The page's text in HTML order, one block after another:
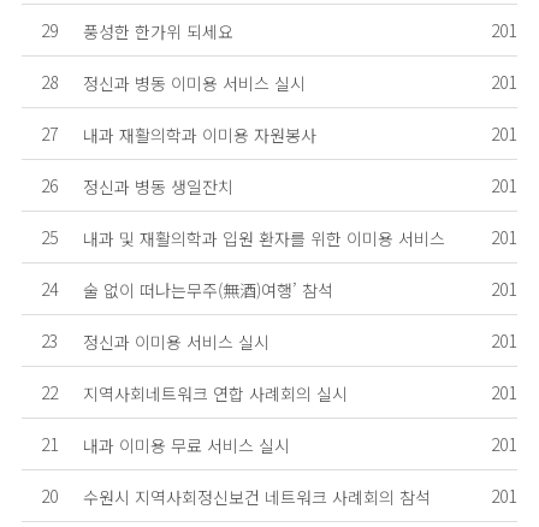
29 풍성한 한가위 되세요
28 정신과 병동 이미용 서비스 실시
27 내과 재활의학과 이미용 자원봉사
26 정신과 병동 생일잔치
25 내과 및 재활의학과 입원 환자를 위한 이미용 서비스
24 술 없이 떠나는무주(無酒)여행’ 참석
23 정신과 이미용 서비스 실시
22 지역사회네트워크 연합 사례회의 실시
21 내과 이미용 무료 서비스 실시
20 수원시 지역사회정신보건 네트워크 사례회의 참석